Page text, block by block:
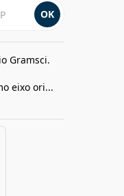
OK
Gramsci.
eixo ori...